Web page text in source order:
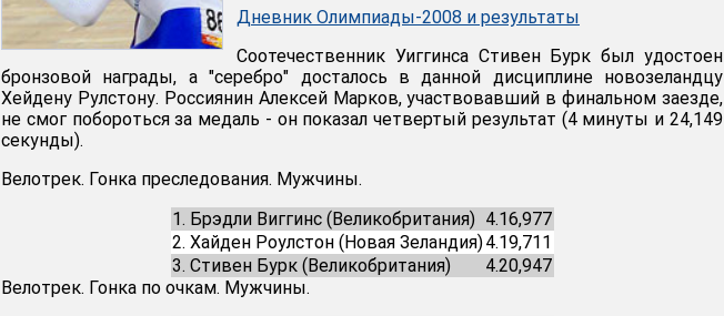
Дневник Олимпиады-2008 и результаты
Соотечественник Уиггинса Стивен Бурк был удостоен
бронзовой награды, а "серебро" досталось в данной дисциплине новозеландцу
Хейдену Рулстону. Россиянин Алексей Марков, участвовавший в финальном заезде,
не смог побороться за медаль - он показал четвертый результат (4 минуты и 24,149
секунды).
Велотрек. Гонка преследования. Мужчины.
1. Брэдли Виггинс (Великобритания) 4.16,977
2. Хайден Роулстон (Новая Зеландия)4.19,711
3. Стивен Бурк (Великобритания)
4.20,947
Велотрек. Гонка по очкам. Мужчины.